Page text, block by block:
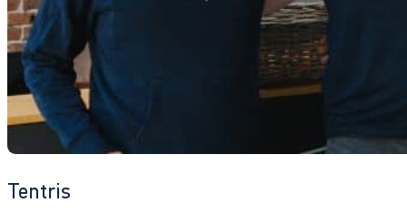
Tentris